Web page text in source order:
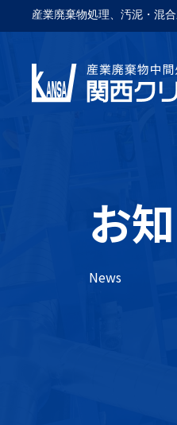
産業廃棄物処理、汚泥・混
お
News